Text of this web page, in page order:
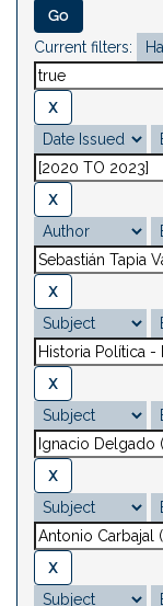
Current filters: